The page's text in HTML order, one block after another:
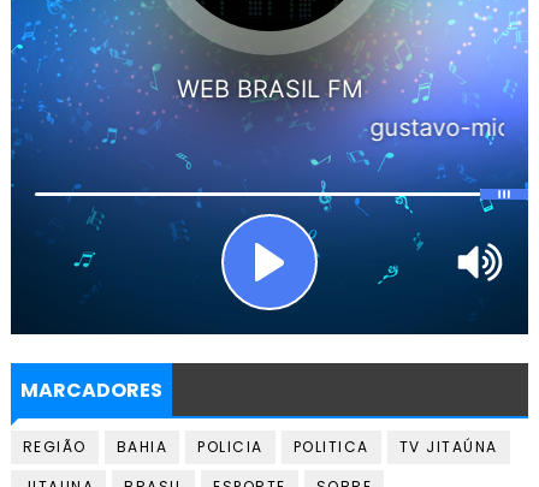
MARCADORES
REGIÃO BAHIA POLICIA POLITICA
TV JITAÚNA